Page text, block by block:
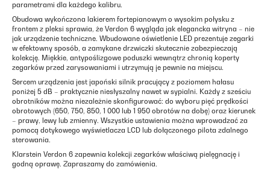
parametrami dla każdego kalibru.
Obudowa wykończona lakierem fortepianowym o wysokim połysku z
frontem z pleksi sprawia, że Verdon 6 wygląda jak elegancka witryna – nie
jak urządzenie techniczne. Wbudowane oświetlenie LED prezentuje zegarki
w efektowny sposób, a zamykane drzwiczki skutecznie zabezpieczają
kolekcję. Miękkie, antypoślizgowe poduszki wewnątrz chronią koperty
zegarków przed zarysowaniami i utrzymują je pewnie na miejscu.
Sercem urządzenia jest japoński silnik pracujący z poziomem hałasu
poniżej 5 dB – praktycznie niesłyszalny nawet w sypialni. Każdy z sześciu
obrotników można niezależnie skonfigurować: do wyboru pięć prędkości
obrotowych (650, 750, 850, 1 000 lub 1 950 obrotów na dobę) oraz kierunek
– prawy, lewy lub zmienny. Wszystkie ustawienia można wprowadzać za
pomocą dotykowego wyświetlacza LCD lub dołączonego pilota zdalnego
sterowania.
Klarstein Verdon 6 zapewnia kolekcji zegarków właściwą pielęgnację i
godną oprawę. Zapraszamy do zamówienia.